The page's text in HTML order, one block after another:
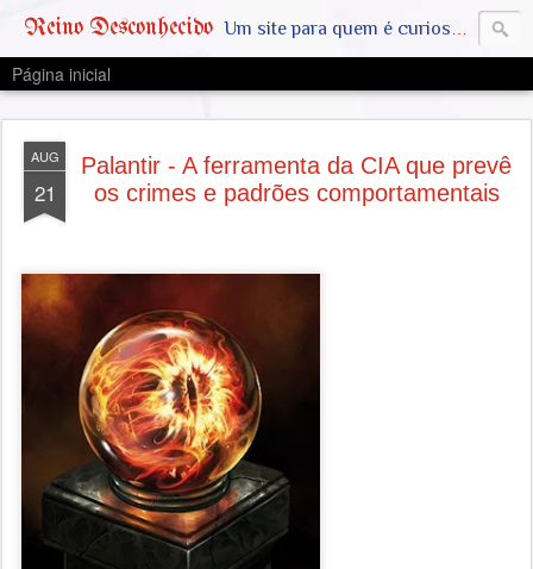
Reino Desconhecido Um site para quem é curioso e também quer estar ciente das notícias que geralmente não aparecem na grande mídia. Abram a mente, pensem fora da caixinha. SAIAM DA MATRIX !! A VERDADE ESTÁ LA FORA
Página inicial
AUG
21
Palantir - A ferramenta da CIA que prevê
os crimes e padrões comportamentais